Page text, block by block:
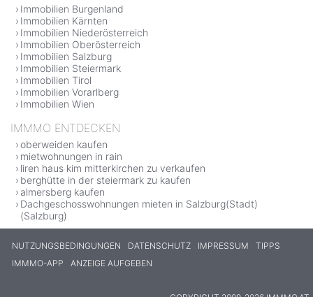
Immobilien Burgenland
Immobilien Kärnten
Immobilien Niederösterreich
Immobilien Oberösterreich
Immobilien Salzburg
Immobilien Steiermark
Immobilien Tirol
Immobilien Vorarlberg
Immobilien Wien
IMMMO ENTDECKEN
oberweiden kaufen
mietwohnungen in rain
liren haus kim mitterkirchen zu verkaufen
berghütte in der steiermark zu kaufen
almersberg kaufen
Dachgeschosswohnungen mieten in Salzburg(Stadt)
(Salzburg)
NUTZUNGSBEDINGUNGEN DATENSCHUTZ IMPRESSUM
TIPPS
IMMMO-APP
ANZEIGE AUFGEBEN